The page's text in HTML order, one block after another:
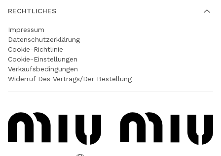
RECHTLICHES
Impressum
Datenschutzerklärung
Cookie-Richtlinie
Cookie-Einstellungen
Verkaufsbedingungen
Widerruf Des Vertrags/der Bestellung